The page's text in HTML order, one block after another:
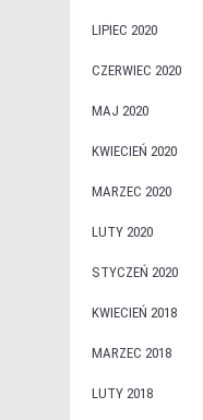
LIPIEC 2020
CZERWIEC 2020
MAJ 2020
KWIECIEŃ 2020
MARZEC 2020
LUTY 2020
STYCZEŃ 2020
KWIECIEŃ 2018
MARZEC 2018
LUTY 2018